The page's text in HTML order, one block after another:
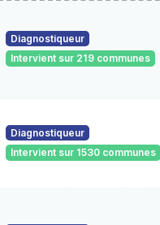
Diagnostiqueur
Intervient sur 219 communes
Diagnostiqueur
Intervient sur 1530 communes